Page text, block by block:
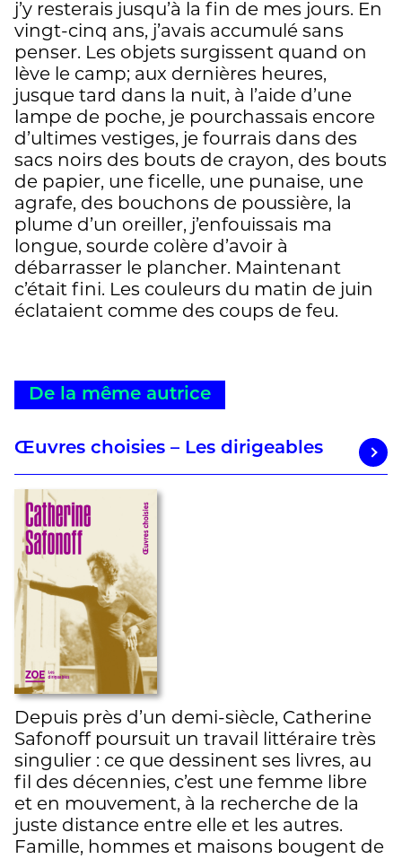
j’y resterais jusqu’à la fin de mes jours. En
vingt-cinq ans, j’avais accumulé sans
penser. Les objets surgissent quand on
lève le camp; aux dernières heures,
jusque tard dans la nuit, à l’aide d’une
lampe de poche, je pourchassais encore
d’ultimes vestiges, je fourrais dans des
sacs noirs des bouts de crayon, des bouts
de papier, une ficelle, une punaise, une
agrafe, des bouchons de poussière, la
plume d’un oreiller, j’enfouissais ma
longue, sourde colère d’avoir à
débarrasser le plancher. Maintenant
c’était fini. Les couleurs du matin de juin
éclataient comme des coups de feu.
De la même autrice
Œuvres choisies – Les dirigeables
Depuis près d’un demi-siècle, Catherine
Safonoff poursuit un travail littéraire très
singulier : ce que dessinent ses livres, au
fil des décennies, c’est une femme libre
et en mouvement, à la recherche de la
juste distance entre elle et les autres.
Famille, hommes et maisons bougent de